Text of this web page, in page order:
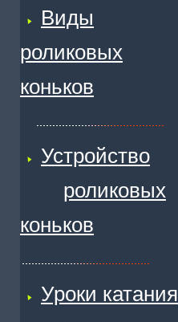
Виды
роликовых
коньков
Устройство
роликовых
коньков
Уроки катания